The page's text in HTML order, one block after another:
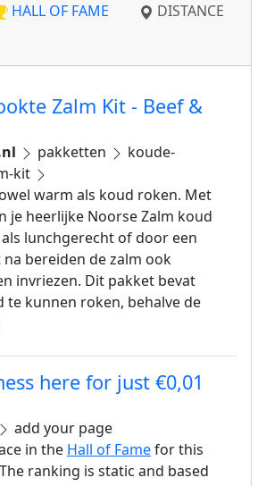
HALL OF FAME
DISTANCE
Zalm Kit - Beef &
pakketten
koude-
kit
warm als koud roken. Met
je heerlijke Noorse Zalm koud
lunchgerecht of door een
na bereiden de zalm ook
invriezen. Dit pakket bevat
te kunnen roken, behalve de
here for just €0,01
add your page
in the Hall of Famefor this
ranking is static and based